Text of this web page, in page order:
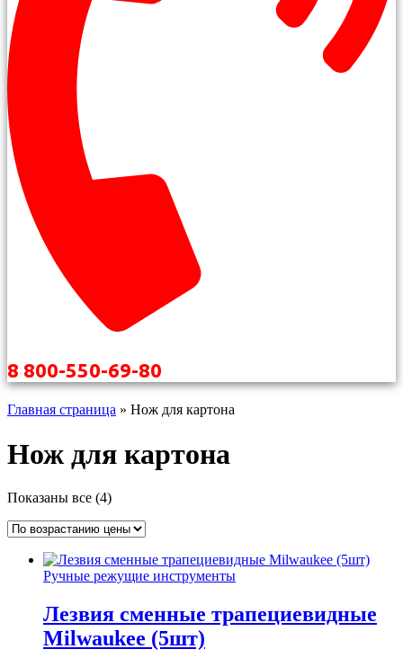
8 800-550-69-80
Главная страница » Нож для картона
Нож для картона
Показаны все (4)Цены:
возрастанию
Ручные режущие инструменты
Лезвия сменные трапециевидные
Milwaukee (5шт)